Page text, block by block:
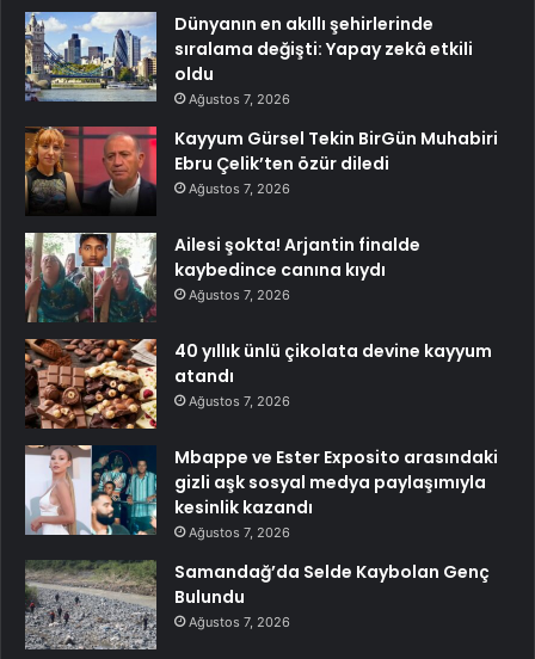
Dünyanın en akıllı şehirlerinde
sıralama değişti: Yapay zekâ etkili
oldu
Ağustos 7, 2026
Kayyum Gürsel Tekin BirGün Muhabiri
Ebru Çelik’ten özür diledi
Ağustos 7, 2026
Ailesi şokta! Arjantin finalde
kaybedince canına kıydı
Ağustos 7, 2026
40 yıllık ünlü çikolata devine kayyum
atandı
Ağustos 7, 2026
Mbappe ve Ester Exposito arasındaki
gizli aşk sosyal medya paylaşımıyla
kesinlik kazandı
Ağustos 7, 2026
Samandağ’da Selde Kaybolan Genç
Bulundu
Ağustos 7, 2026